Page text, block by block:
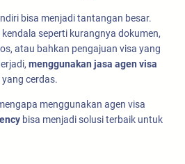
bisa menjadi tantangan besar.
seperti kurangnya dokumen,
atau bahkan pengajuan visa yang
menggunakan jasa agen visa
cerdas.
menggunakan agen visa
bisa menjadi solusi terbaik untuk